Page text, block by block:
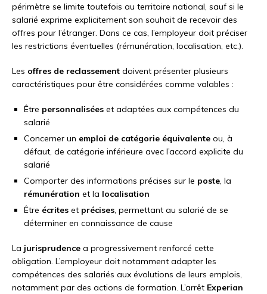
périmètre se limite toutefois au territoire national, sauf si le
salarié exprime explicitement son souhait de recevoir des
offres pour l’étranger. Dans ce cas, l’employeur doit préciser
les restrictions éventuelles (rémunération, localisation, etc.).
Les offres de reclassement doivent présenter plusieurs
caractéristiques pour être considérées comme valables :
Être personnalisées et adaptées aux compétences du
salarié
Concerner un emploi de catégorie équivalente ou, à
défaut, de catégorie inférieure avec l’accord explicite du
salarié
Comporter des informations précises sur le poste, la
rémunération et la localisation
Être écrites et précises, permettant au salarié de se
déterminer en connaissance de cause
La jurisprudence a progressivement renforcé cette
obligation. L’employeur doit notamment adapter les
compétences des salariés aux évolutions de leurs emplois,
notamment par des actions de formation. L’arrêt Experian